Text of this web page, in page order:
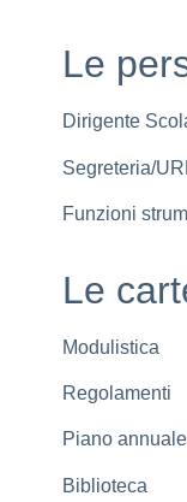
Le
Dirigente
Segreteria/
Funzioni
Le
Modulistica
Regolamenti
Piano
Biblioteca